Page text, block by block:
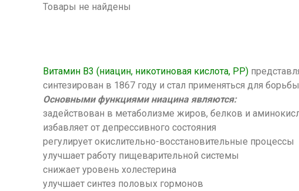
Товары не найдены
Витамин В3 (ниацин, никотиновая кислота, РР)
синтезирован в 1867 году и стал применяться для
Основными функциями ниацина являются:
задействован в метаболизме жиров, белков и
избавляет от депрессивного состояния
регулирует окислительно-восстановительные процессы
улучшает работу пищеварительной системы
снижает уровень холестерина
улучшает синтез половых гормонов